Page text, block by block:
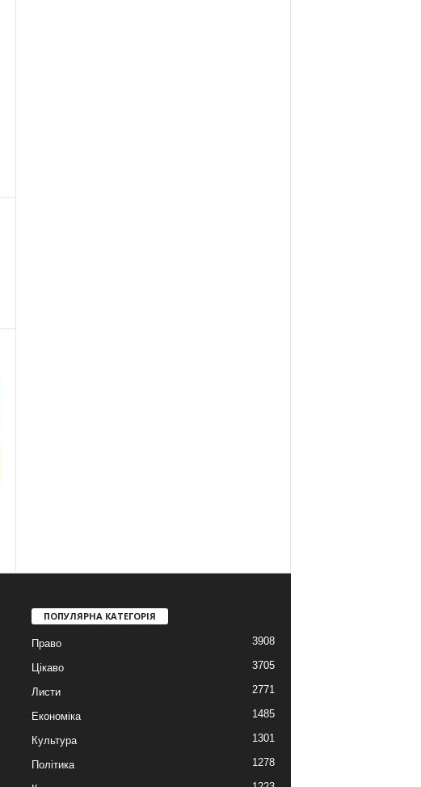
ПОПУЛЯРНА КАТЕГОРІЯ
Право 3908
Цікаво 3705
Листи 2771
Економіка 1485
Культура 1301
Політика 1278